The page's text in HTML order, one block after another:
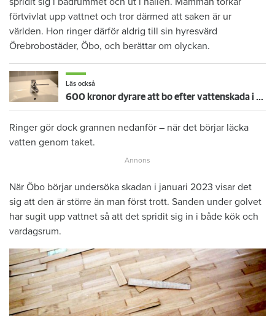
förtvivlat upp vattnet och tror därmed att saken är ur
världen. Hon ringer därför aldrig till sin hyresvärd
Örebrobostäder, Öbo, och berättar om olyckan.
Läs också
600 kronor dyrare att bo efter vattenskada i Varberg
Ringer gör dock grannen nedanför – när det börjar läcka
vatten genom taket.
När Öbo börjar undersöka skadan i januari 2023 visar det
sig att den är större än man först trott. Sanden under golvet
har sugit upp vattnet så att det spridit sig in i både kök och
vardagsrum.